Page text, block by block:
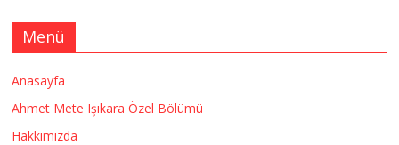
Menü
Anasayfa
Ahmet Mete Işıkara Özel Bölümü
Hakkımızda